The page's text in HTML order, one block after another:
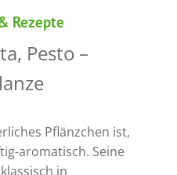
Rezepte
Pesto –
Pflänzchen ist,
aromatisch. Seine
in